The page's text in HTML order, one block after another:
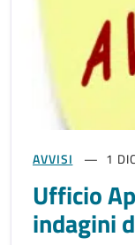
AVVISI 1
Ufficio
indagini